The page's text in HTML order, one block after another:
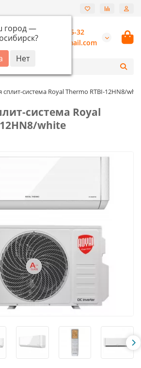
город —
?
+7 (913) 987-55-32
burannsk@gmail.com
сплит-система Royal Thermo RTBI-12HN8/
система Royal
white